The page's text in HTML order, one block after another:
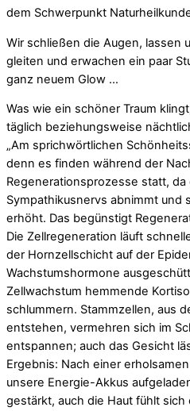
dem Schwerpunkt
Wir schließen die Augen, lassen
gleiten und erwachen ein paar
ganz neuem Glow …
Was wie ein schöner Traum
täglich beziehungsweise
„Am sprichwörtlichen
denn es finden während der
Regenerationsprozesse statt, da
Sympathikusnervs abnimmt und
erhöht. Das begünstigt
Die Zellregeneration läuft
der Hornzellschicht auf der
Wachstumshormone
Zellwachstum hemmende
schlummern. Stammzellen, aus
entstehen, vermehren sich im
entspannen; auch das Gesicht
Ergebnis: Nach einer
unsere Energie-Akkus
gestärkt, auch die Haut fühlt